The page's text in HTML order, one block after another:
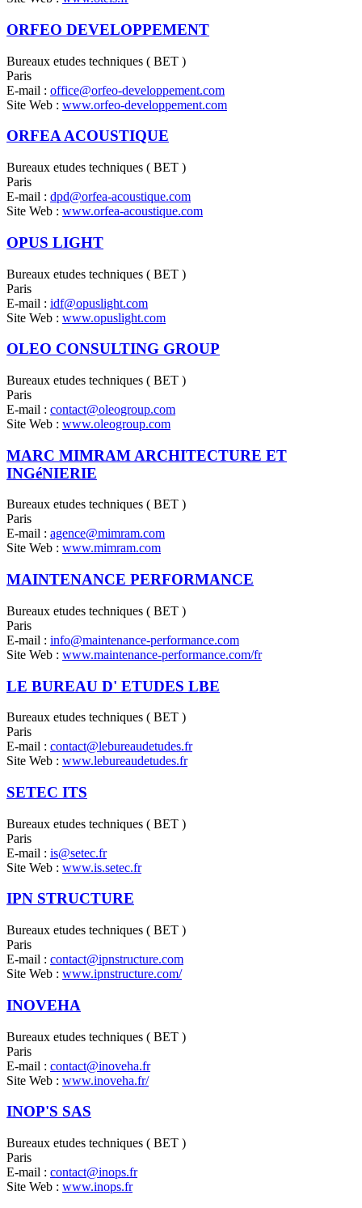
ORFEO DEVELOPPEMENT
Bureaux etudes techniques ( BET )
Paris
E-mail : office@orfeo-developpement.com
Site Web : www.orfeo-developpement.com
ORFEA ACOUSTIQUE
Bureaux etudes techniques ( BET )
Paris
E-mail : dpd@orfea-acoustique.com
Site Web : www.orfea-acoustique.com
OPUS LIGHT
Bureaux etudes techniques ( BET )
Paris
E-mail : idf@opuslight.com
Site Web : www.opuslight.com
OLEO CONSULTING GROUP
Bureaux etudes techniques ( BET )
Paris
E-mail : contact@oleogroup.com
Site Web : www.oleogroup.com
MARC MIMRAM ARCHITECTURE ET
INGéNIERIE
Bureaux etudes techniques ( BET )
Paris
E-mail : agence@mimram.com
Site Web : www.mimram.com
MAINTENANCE PERFORMANCE
Bureaux etudes techniques ( BET )
Paris
E-mail : info@maintenance-performance.com
Site Web : www.maintenance-performance.com/fr
LE BUREAU D' ETUDES LBE
Bureaux etudes techniques ( BET )
Paris
E-mail : contact@lebureaudetudes.fr
Site Web : www.lebureaudetudes.fr
SETEC ITS
Bureaux etudes techniques ( BET )
Paris
E-mail : is@setec.fr
Site Web : www.is.setec.fr
IPN STRUCTURE
Bureaux etudes techniques ( BET )
Paris
E-mail : contact@ipnstructure.com
Site Web : www.ipnstructure.com/
INOVEHA
Bureaux etudes techniques ( BET )
Paris
E-mail : contact@inoveha.fr
Site Web : www.inoveha.fr/
INOP'S SAS
Bureaux etudes techniques ( BET )
Paris
E-mail : contact@inops.fr
Site Web : www.inops.fr